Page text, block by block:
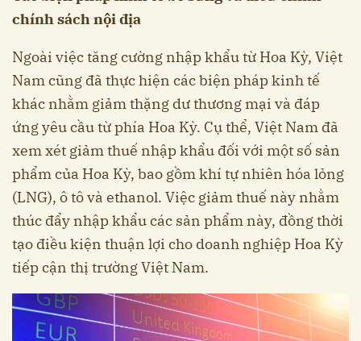
chính sách nội địa
Ngoài việc tăng cường nhập khẩu từ Hoa Kỳ, Việt
Nam cũng đã thực hiện các biện pháp kinh tế
khác nhằm giảm thặng dư thương mại và đáp
ứng yêu cầu từ phía Hoa Kỳ. Cụ thể, Việt Nam đã
xem xét giảm thuế nhập khẩu đối với một số sản
phẩm của Hoa Kỳ, bao gồm khí tự nhiên hóa lỏng
(LNG), ô tô và ethanol. Việc giảm thuế này nhằm
thúc đẩy nhập khẩu các sản phẩm này, đồng thời
tạo điều kiện thuận lợi cho doanh nghiệp Hoa Kỳ
tiếp cận thị trường Việt Nam.